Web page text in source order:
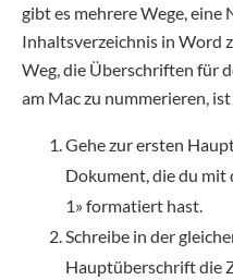
gibt es mehrere Wege, eine
Inhaltsverzeichnis in Word
Weg, die Überschriften für
am Mac zu nummerieren,
Gehe zur ersten
Dokument, die du
1» formatiert hast.
Schreibe in der
Hauptüberschrift die